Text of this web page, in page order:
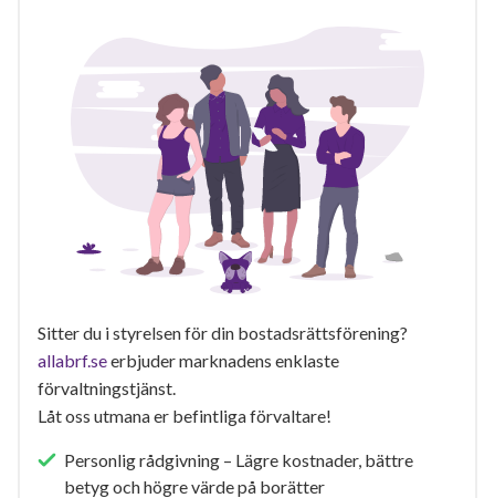
Sitter du i styrelsen för din bostadsrättsförening?
allabrf.seerbjuder marknadens enklaste
förvaltningstjänst.
Låt oss utmana er befintliga förvaltare!
Personlig rådgivning – Lägre kostnader, bättre
betyg och högre värde på borätter